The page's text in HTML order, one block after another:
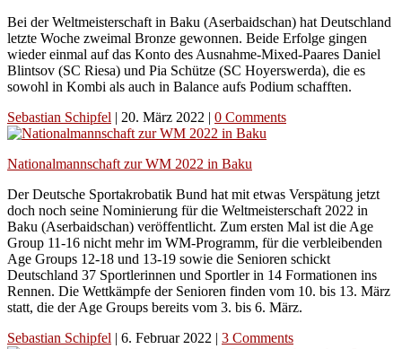
Bei der Weltmeisterschaft in Baku (Aserbaidschan) hat Deutschland
letzte Woche zweimal Bronze gewonnen. Beide Erfolge gingen
wieder einmal auf das Konto des Ausnahme-Mixed-Paares Daniel
Blintsov (SC Riesa) und Pia Schütze (SC Hoyerswerda), die es
sowohl in Kombi als auch in Balance aufs Podium schafften.
Sebastian Schipfel | 20. März 2022 | 0 Comments
Nationalmannschaft zur WM 2022 in Baku
Der Deutsche Sportakrobatik Bund hat mit etwas Verspätung jetzt
doch noch seine Nominierung für die Weltmeisterschaft 2022 in
Baku (Aserbaidschan) veröffentlicht. Zum ersten Mal ist die Age
Group 11-16 nicht mehr im WM-Programm, für die verbleibenden
Age Groups 12-18 und 13-19 sowie die Senioren schickt
Deutschland 37 Sportlerinnen und Sportler in 14 Formationen ins
Rennen. Die Wettkämpfe der Senioren finden vom 10. bis 13. März
statt, die der Age Groups bereits vom 3. bis 6. März.
Sebastian Schipfel | 6. Februar 2022 | 3 Comments